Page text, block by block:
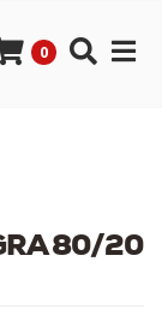
0
80/20